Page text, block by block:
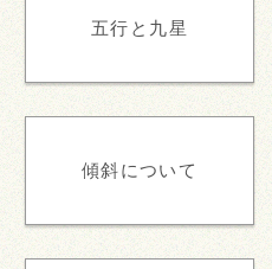
五行と九星
傾斜について